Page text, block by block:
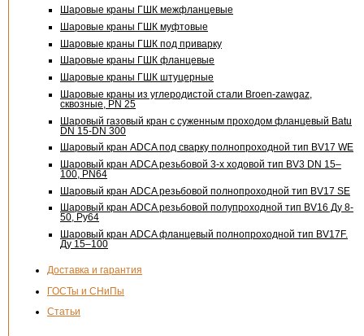
Шаровые краны ГШК межфланцевые
Шаровые краны ГШК муфтовые
Шаровые краны ГШК под приварку
Шаровые краны ГШК фланцевые
Шаровые краны ГШК штуцерные
Шаровые краны из углеродистой стали Broen-zawgaz,
сквозные, PN 25
Шаровый газовый кран с суженным проходом фланцевый Batu
DN 15-DN 300
Шаровый кран ADCA под сварку полнопроходной тип BV17 WE
Шаровый кран ADCA резьбовой 3-х ходовой тип BV3 DN 15–
100, PN64
Шаровый кран ADCA резьбовой полнопроходной тип BV17 SE
Шаровый кран ADCA резьбовой полупроходной тип BV16 Ду 8-
50, Pу64
Шаровый кран ADCA фланцевый полнопроходной тип BV17F.
Ду 15–100
Доставка и гарантия
ГОСТы и СНиПы
Статьи